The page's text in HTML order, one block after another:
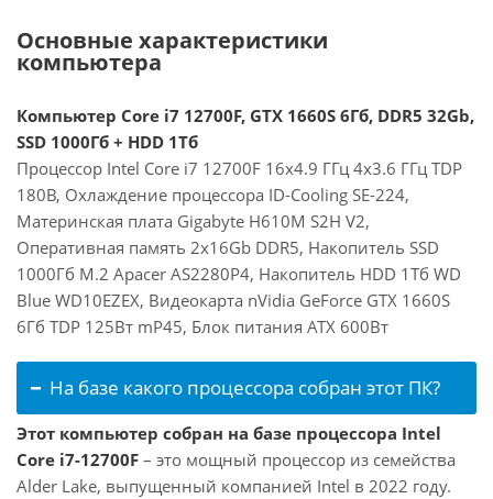
Основные характеристики
компьютера
Компьютер Core i7 12700F, GTX 1660S 6Гб, DDR5 32Gb,
SSD 1000Гб + HDD 1Тб
Процессор Intel Core i7 12700F 16x4.9 ГГц 4x3.6 ГГц TDP
180В, Охлаждение процессора ID-Cooling SE-224,
Материнская плата Gigabyte H610M S2H V2,
Оперативная память 2x16Gb DDR5, Накопитель SSD
1000Гб M.2 Apacer AS2280P4, Накопитель HDD 1Тб WD
Blue WD10EZEX, Видеокарта nVidia GeForce GTX 1660S
6Гб TDP 125Вт mP45, Блок питания ATX 600Вт
На базе какого процессора собран этот ПК?
Этот компьютер собран на базе процессора Intel
Core i7-12700F – это мощный процессор из семейства
Alder Lake, выпущенный компанией Intel в 2022 году.